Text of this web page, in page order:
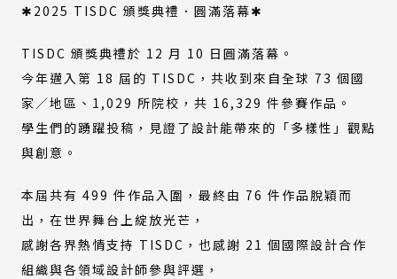
✱2025 TISDC 頒獎典禮．圓滿落幕✱
TISDC 頒獎典禮於 12 月 10 日圓滿落幕。
今年邁入第 18 屆的 TISDC，共收到來自全球 73 個國
家／地區、1,029 所院校，共 16,329 件參賽作品。
學生們的踴躍投稿，見證了設計能帶來的「多樣性」觀點
與創意。
本屆共有 499 件作品入圍，最終由 76 件作品脫穎而
出，在世界舞台上綻放光芒，
感謝各界熱情支持 TISDC，也感謝 21 個國際設計合作
組織與各領域設計師參與評選，